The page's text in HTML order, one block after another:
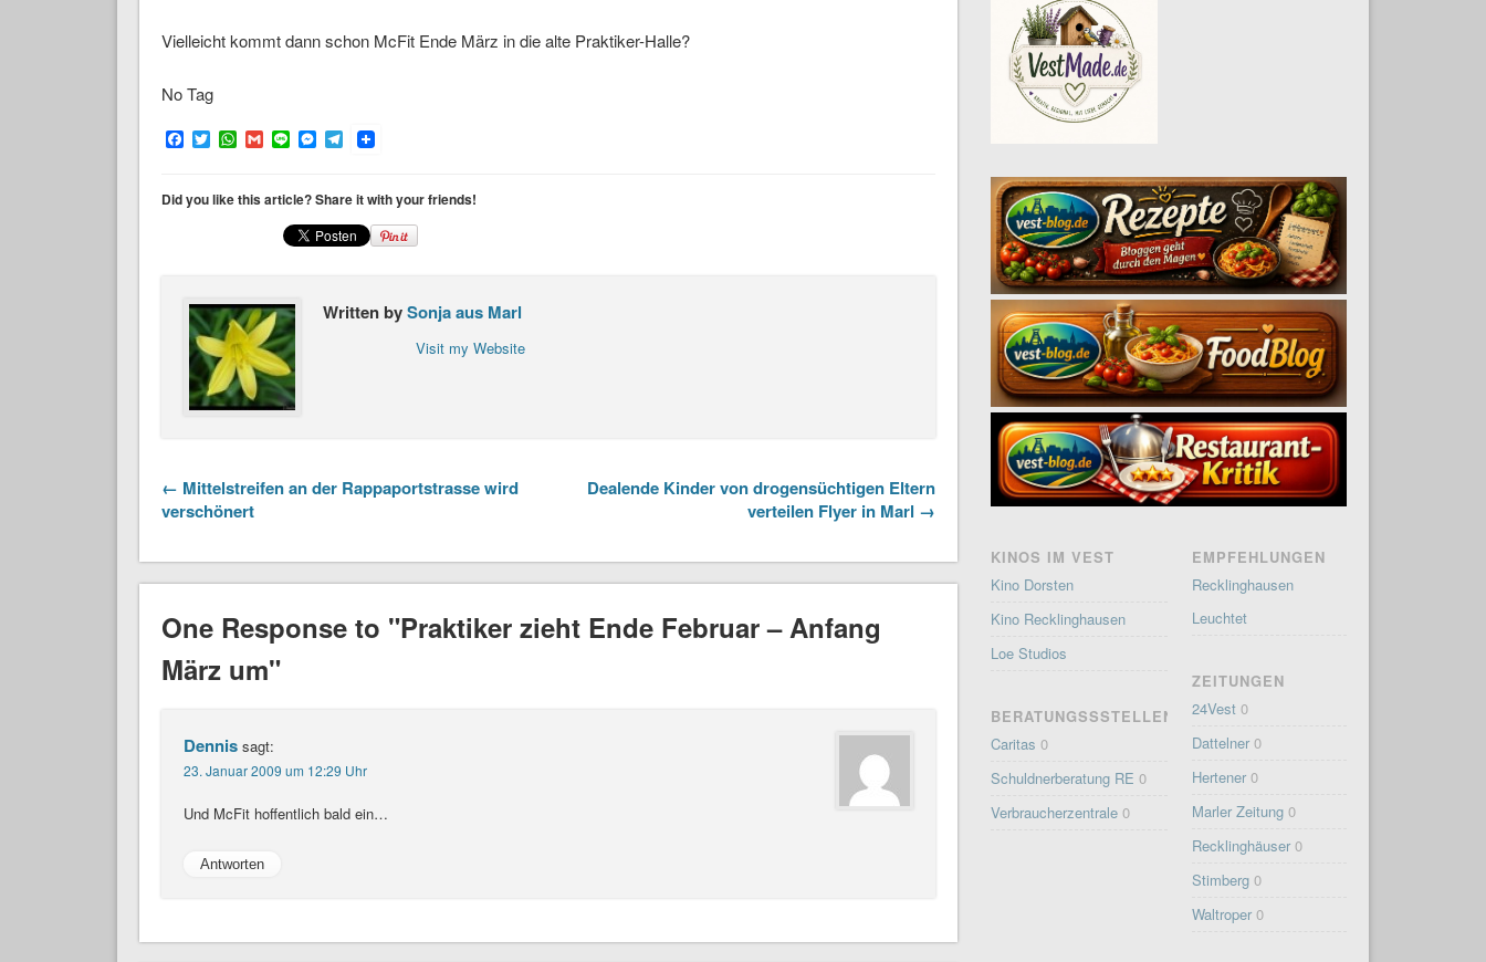
Vielleicht kommt dann schon McFit Ende März in die alte Praktiker-Halle?
No Tag
Facebook
TwitterWhatsApp
Gmail
LineMessenger
Telegram
Did you like this article? Share it with your friends!
Written bySonja aus Marl
Visit my Website
← Mittelstreifen an der Rappaportstrasse wird
verschönert
Dealende Kinder von drogensüchtigen Eltern
verteilen Flyer in Marl →
One Response to "Praktiker zieht Ende Februar – Anfang
März um"
Dennis sagt:
23. Januar 2009 um 12:29 Uhr
Und McFit hoffentlich bald ein…
Antworten
KINOS IM VEST
Kino Dorsten
Kino Recklinghausen
Loe Studios
BERATUNGSSSTELLEN
Caritas 0
Schuldnerberatung RE 0
Verbraucherzentrale 0
EMPFEHLUNGEN
Recklinghausen
Leuchtet
ZEITUNGEN
24Vest 0
Dattelner 0
Hertener 0
Marler Zeitung 0
Recklinghäuser 0
Stimberg 0
Waltroper 0